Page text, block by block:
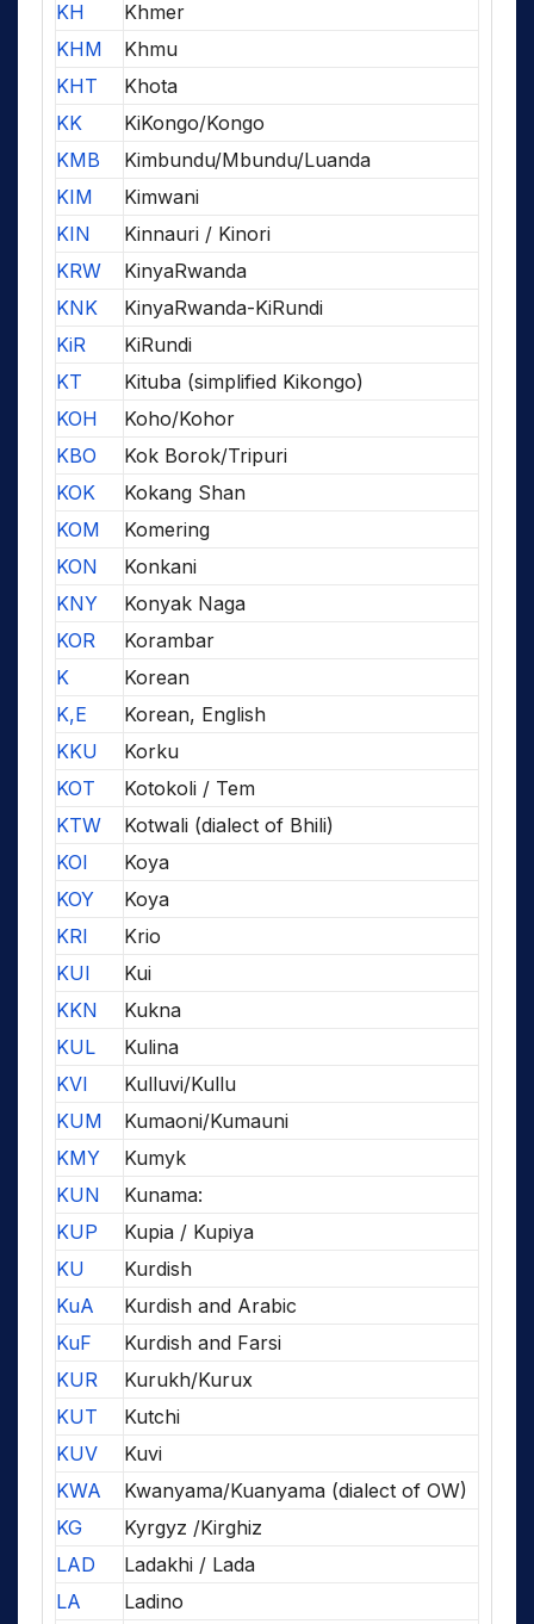
KH
Khmer
KHM
Khmu
KHT
Khota
KK
KiKongo/Kongo
KMB
Kimbundu/Mbundu/Luanda
KIM
Kimwani
KIN
Kinnauri / Kinori
KRW
KinyaRwanda
KNK
KinyaRwanda-KiRundi
KiR
KiRundi
KT
Kituba (simplified Kikongo)
KOH
Koho/Kohor
KBO
Kok Borok/Tripuri
KOK
Kokang Shan
KOM
Komering
KON
Konkani
KNY
Konyak Naga
KOR
Korambar
K
Korean
K,E
Korean, English
KKU
Korku
KOT
Kotokoli / Tem
KTW
Kotwali (dialect of Bhili)
KOI
Koya
KOY
Koya
KRI
Krio
KUI
Kui
KKN
Kukna
KUL
Kulina
KVI
Kulluvi/Kullu
KUM
Kumaoni/Kumauni
KMY
Kumyk
KUN
Kunama:
KUP
Kupia / Kupiya
KU
Kurdish
KuA
Kurdish and Arabic
KuF
Kurdish and Farsi
KUR
Kurukh/Kurux
KUT
Kutchi
KUV
Kuvi
KWA
Kwanyama/Kuanyama (dialect of OW)
KG
Kyrgyz /Kirghiz
LAD
Ladakhi / Lada
LA
Ladino